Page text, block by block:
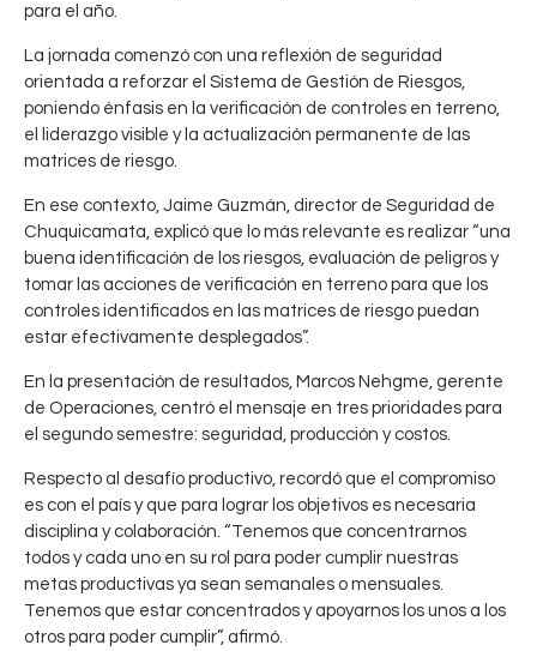
para el año.
La jornada comenzó con una reflexión de seguridad
orientada a reforzar el Sistema de Gestión de Riesgos,
poniendo énfasis en la verificación de controles en terreno,
el liderazgo visible y la actualización permanente de las
matrices de riesgo.
En ese contexto, Jaime Guzmán, director de Seguridad de
Chuquicamata, explicó que lo más relevante es realizar “una
buena identificación de los riesgos, evaluación de peligros y
tomar las acciones de verificación en terreno para que los
controles identificados en las matrices de riesgo puedan
estar efectivamente desplegados”.
En la presentación de resultados, Marcos Nehgme, gerente
de Operaciones, centró el mensaje en tres prioridades para
el segundo semestre: seguridad, producción y costos.
Respecto al desafío productivo, recordó que el compromiso
es con el país y que para lograr los objetivos es necesaria
disciplina y colaboración. “Tenemos que concentrarnos
todos y cada uno en su rol para poder cumplir nuestras
metas productivas ya sean semanales o mensuales.
Tenemos que estar concentrados y apoyarnos los unos a los
otros para poder cumplir”, afirmó.